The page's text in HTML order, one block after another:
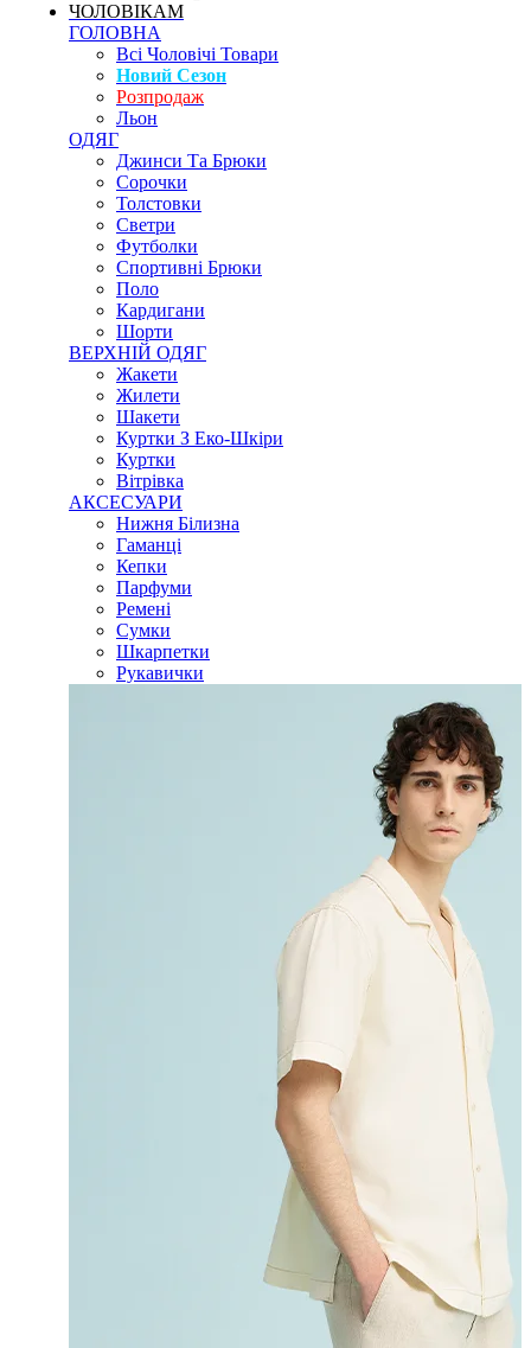
ЧОЛОВІКАМ
ГОЛОВНА
Всі Чоловічі Товари
Новий Сезон
Розпродаж
Льон
ОДЯГ
Джинси Та Брюки
Сорочки
Толстовки
Светри
Футболки
Спортивні Брюки
Поло
Кардигани
Шорти
ВЕРХНІЙ ОДЯГ
Жакети
Жилети
Шакети
Куртки З Еко-Шкіри
Куртки
Вітрівка
АКСЕСУАРИ
Нижня Білизна
Гаманці
Кепки
Парфуми
Ремені
Сумки
Шкарпетки
Рукавички